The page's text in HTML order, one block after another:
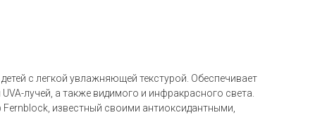
с легкой увлажняющей текстурой. Обеспечивает
лучей, а также видимого и инфракрасного света.
известный своими антиоксидантными,